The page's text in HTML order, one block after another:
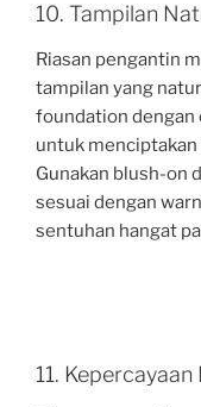
10. Tampilan
Riasan pengantin
tampilan yang
foundation dengan
untuk menciptakan
Gunakan blush-on
sesuai dengan
sentuhan hangat
11. Kepercayaan